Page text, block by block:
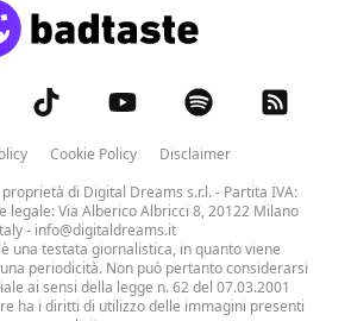
Cookie Policy
Disclaimer
di Digital Dreams s.r.l.- Partita IVA:
legale: Via Alberico Albricci 8, 20122 Milano
- info@digitaldreams.it
una testata giornalistica, in quanto viene
periodicità. Non può pertanto considerarsi
ai sensi della legge n. 62 del 07.03.2001
ha i diritti di utilizzo delle immagini presenti